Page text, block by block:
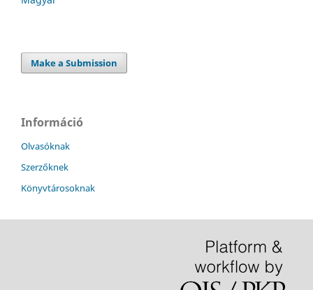
Make a Submission
Információ
Olvasóknak
Szerzőknek
Könyvtárosoknak